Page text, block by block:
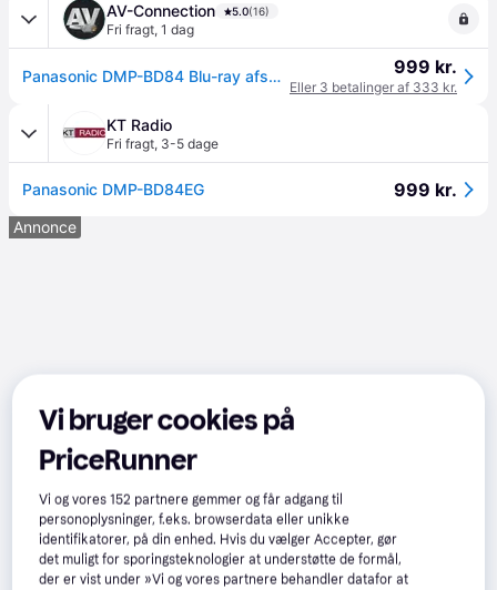
AV-Connection 5.0(16)
Fri fragt, 1 dag
Panasonic DMP-BD84 Blu-ray afspiller | PRIS-MATCH 999 kr.
Eller 3 betalinger af 333 kr.
KT Radio
Fri fragt, 3-5 dage
Panasonic DMP-BD84EG 999 kr.
Annonce
Vi bruger cookies på
PriceRunner
Vi og vores152 partnere gemmer og får adgang til
personoplysninger, f.eks. browserdata eller unikke
identifikatorer, på din enhed. Hvis du vælger Accepter, gør
det muligt for sporingsteknologier at understøtte de formål,
der er vist under »Vi og vores partnere behandler datafor at